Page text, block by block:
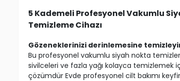
5 Kademeli Profesyonel Vakumlu
Temizleme Cihazı
Gözeneklerinizi derinlemesine
Bu profesyonel vakumlu siyah nokta
sivilceleri ve fazla yağı kolayca temizlemek
çözümdür Evde profesyonel cilt bakımı